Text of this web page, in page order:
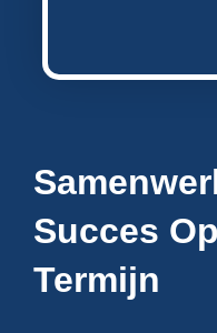
Succes
Termijn